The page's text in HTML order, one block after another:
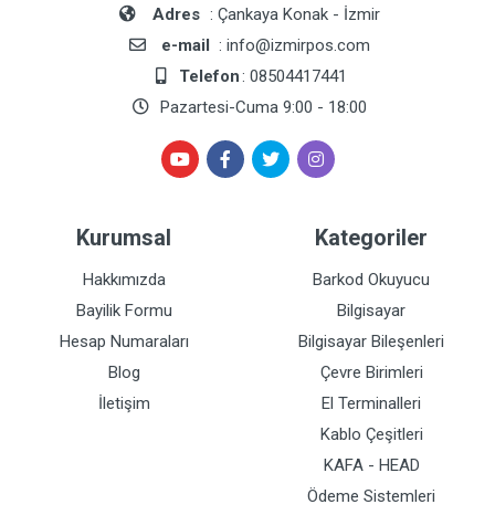
Adres : Çankaya Konak - İzmir
e-mail : info@izmirpos.com
Telefon: 08504417441
Pazartesi-Cuma 9:00 - 18:00
Kurumsal
Hakkımızda
Bayilik Formu
Hesap Numaraları
Blog
İletişim
Kategoriler
Barkod Okuyucu
Bilgisayar
Bilgisayar Bileşenleri
Çevre Birimleri
El Terminalleri
Kablo Çeşitleri
KAFA - HEAD
Ödeme Sistemleri